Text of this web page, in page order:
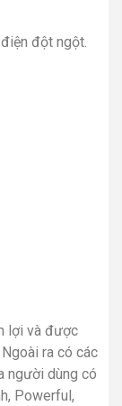
đột ngột.
lợi và được
ra có các
người dùng có
Powerful,